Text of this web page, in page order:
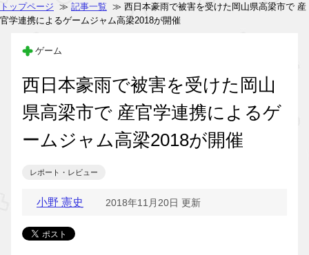
トップページ ≫ 記事一覧 ≫ 西日本豪雨で被害を受けた岡山県高梁市で 産
官学連携によるゲームジャム高梁2018が開催
ゲーム
西日本豪雨で被害を受けた岡山
県高梁市で 産官学連携によるゲ
ームジャム高梁2018が開催
レポート・レビュー
小野 憲史 2018年11月20日 更新